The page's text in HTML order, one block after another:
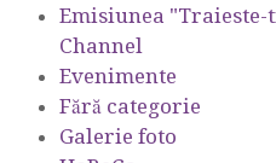
Emisiunea "Traieste-
Channel
Evenimente
Fără categorie
Galerie foto